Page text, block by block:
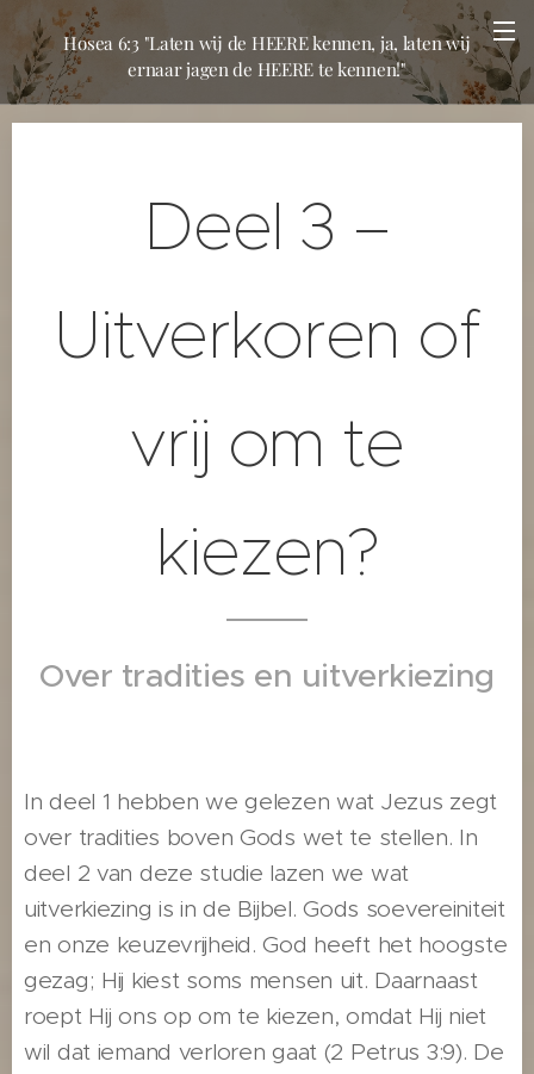
Hosea 6:3 "Laten wij de HEERE kennen, ja, laten wij
ernaar jagen de HEERE te kennen!"
Deel 3 –
Uitverkoren of
vrij om te
kiezen?
Over tradities en uitverkiezing
In deel 1 hebben we gelezen wat Jezus zegt
over tradities boven Gods wet te stellen. In
deel 2 van deze studie lazen we wat
uitverkiezing is in de Bijbel. Gods soevereiniteit
en onze keuzevrijheid. God heeft het hoogste
gezag; Hij kiest soms mensen uit. Daarnaast
roept Hij ons op om te kiezen, omdat Hij niet
wil dat iemand verloren gaat (2 Petrus 3:9). De